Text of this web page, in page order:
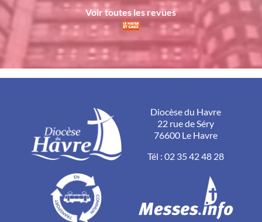
Voir toutes les revues
Diocèse du Havre
22 rue de Séry
76600 Le Havre
Tél :02 35 42 48 28